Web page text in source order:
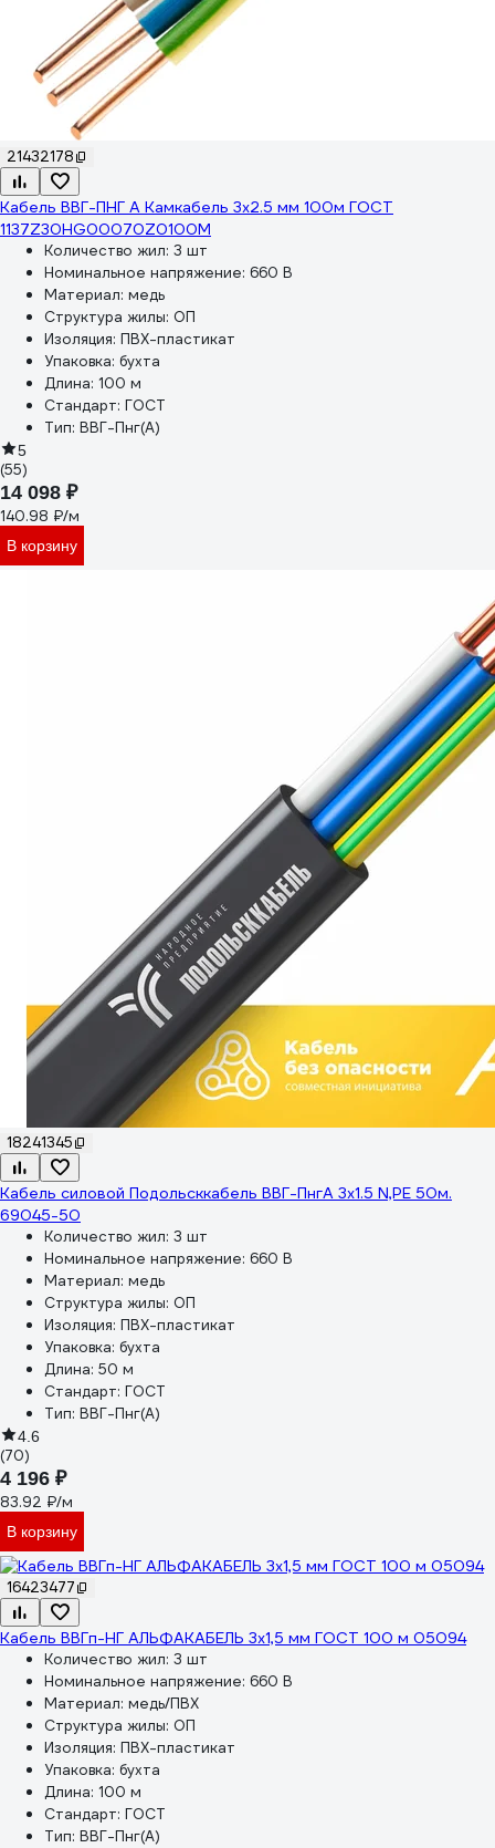
21432178
Кабель ВВГ-ПНГ А Камкабель 3x2.5 мм 100м ГОСТ
1137Z30HG00070Z0100М
Количество жил: 3 шт
Номинальное напряжение: 660 В
Материал: медь
Структура жилы: ОП
Изоляция: ПВХ-пластикат
Упаковка: бухта
Длина: 100 м
Стандарт: ГОСТ
Тип: ВВГ-Пнг(А)
5
(55)
14 098 ₽
140.98 ₽/м
В корзину
18241345
Кабель силовой Подольсккабель ВВГ-ПнгА 3х1.5 N,PE 50м.
69045-50
Количество жил: 3 шт
Номинальное напряжение: 660 В
Материал: медь
Структура жилы: ОП
Изоляция: ПВХ-пластикат
Упаковка: бухта
Длина: 50 м
Стандарт: ГОСТ
Тип: ВВГ-Пнг(А)
4.6
(70)
4 196 ₽
83.92 ₽/м
В корзину
16423477
Кабель ВВГп-НГ АЛЬФАКАБЕЛЬ 3х1,5 мм ГОСТ 100 м 05094
Количество жил: 3 шт
Номинальное напряжение: 660 В
Материал: медь/ПВХ
Структура жилы: ОП
Изоляция: ПВХ-пластикат
Упаковка: бухта
Длина: 100 м
Стандарт: ГОСТ
Тип: ВВГ-Пнг(А)